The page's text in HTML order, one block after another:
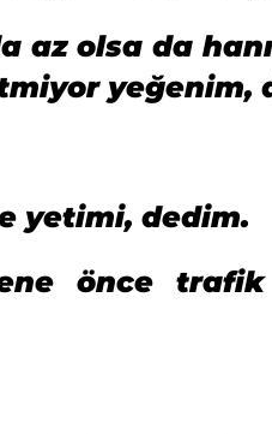
az olsa da
yeğenim,
yetimi, dedim.
önce